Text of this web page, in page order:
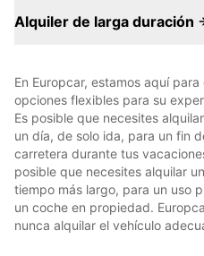
Alquiler de larga duración
En Europcar, estamos aquí
opciones flexibles para su
Es posible que necesites
un día, de solo ida, para un fin
carretera durante tus
posible que necesites alquilar
tiempo más largo, para un uso
un coche en propiedad.
nunca alquilar el vehículo